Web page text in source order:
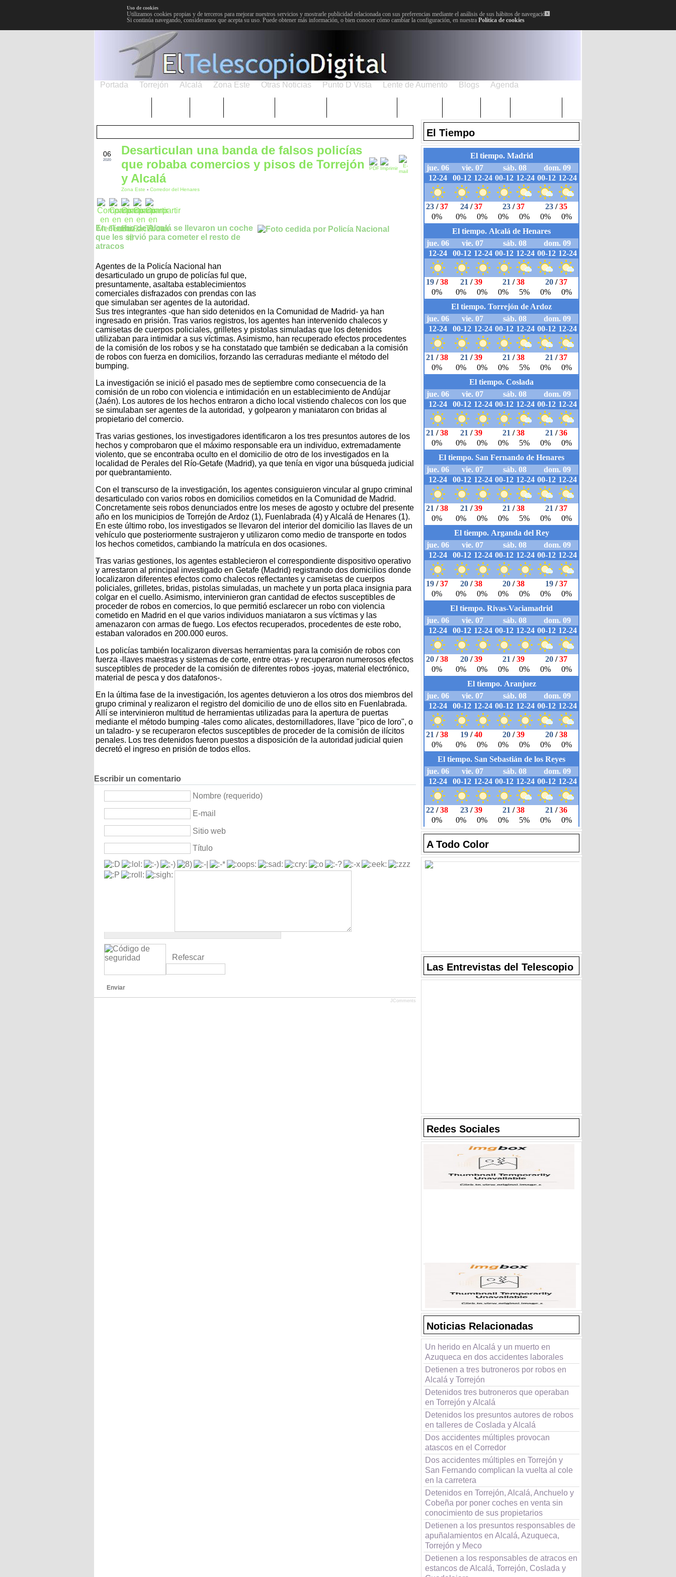
x
Uso de cookies
Utilizamos cookies propias y de terceros para mejorar nuestros servicios y mostrarle publicidad relacionada con sus preferencias mediante el análisis de sus hábitos de navegación.
Si continúa navegando, consideramos que acepta su uso. Puede obtener más información, o bien conocer cómo cambiar la configuración, en nuestra Política de cookies
Portada Torrejón Alcalá Zona Este Otras Noticias Punto D Vista Lente de Aumento Blogs Agenda
06
2020
Desarticulan una banda de falsos policías
que robaba comercios y pisos de Torrejón
y Alcalá
Zona Este - Corredor del Henares
En el robo de Alcalá se llevaron un coche
que les sirvió para cometer el resto de
atracos
Agentes de la Policía Nacional han
desarticulado un grupo de policías ful que,
presuntamente, asaltaba establecimientos
comerciales disfrazados con prendas con las
que simulaban ser agentes de la autoridad.
Sus tres integrantes -que han sido detenidos en la Comunidad de Madrid- ya han
ingresado en prisión. Tras varios registros, los agentes han intervenido chalecos y
camisetas de cuerpos policiales, grilletes y pistolas simuladas que los detenidos
utilizaban para intimidar a sus víctimas. Asimismo, han recuperado efectos procedentes
de la comisión de los robos y se ha constatado que también se dedicaban a la comisión
de robos con fuerza en domicilios, forzando las cerraduras mediante el método del
bumping.
La investigación se inició el pasado mes de septiembre como consecuencia de la
comisión de un robo con violencia e intimidación en un establecimiento de Andújar
(Jaén). Los autores de los hechos entraron a dicho local vistiendo chalecos con los que
se simulaban ser agentes de la autoridad, y golpearon y maniataron con bridas al
propietario del comercio.
Tras varias gestiones, los investigadores identificaron a los tres presuntos autores de los
hechos y comprobaron que el máximo responsable era un individuo, extremadamente
violento, que se encontraba oculto en el domicilio de otro de los investigados en la
localidad de Perales del Río-Getafe (Madrid), ya que tenía en vigor una búsqueda judicial
por quebrantamiento.
Con el transcurso de la investigación, los agentes consiguieron vincular al grupo criminal
desarticulado con varios robos en domicilios cometidos en la Comunidad de Madrid.
Concretamente seis robos denunciados entre los meses de agosto y octubre del presente
año en los municipios de Torrejón de Ardoz (1), Fuenlabrada (4) y Alcalá de Henares (1).
En este último robo, los investigados se llevaron del interior del domicilio las llaves de un
vehículo que posteriormente sustrajeron y utilizaron como medio de transporte en todos
los hechos cometidos, cambiando la matrícula en dos ocasiones.
Tras varias gestiones, los agentes establecieron el correspondiente dispositivo operativo
y arrestaron al principal investigado en Getafe (Madrid) registrando dos domicilios donde
localizaron diferentes efectos como chalecos reflectantes y camisetas de cuerpos
policiales, grilletes, bridas, pistolas simuladas, un machete y un porta placa insignia para
colgar en el cuello. Asimismo, intervinieron gran cantidad de efectos susceptibles de
proceder de robos en comercios, lo que permitió esclarecer un robo con violencia
cometido en Madrid en el que varios individuos maniataron a sus víctimas y las
amenazaron con armas de fuego. Los efectos recuperados, procedentes de este robo,
estaban valorados en 200.000 euros.
Los policías también localizaron diversas herramientas para la comisión de robos con
fuerza -llaves maestras y sistemas de corte, entre otras- y recuperaron numerosos efectos
susceptibles de proceder de la comisión de diferentes robos -joyas, material electrónico,
material de pesca y dos datafonos-.
En la última fase de la investigación, los agentes detuvieron a los otros dos miembros del
grupo criminal y realizaron el registro del domicilio de uno de ellos sito en Fuenlabrada.
Allí se intervinieron multitud de herramientas utilizadas para la apertura de puertas
mediante el método bumping -tales como alicates, destornilladores, llave "pico de loro", o
un taladro- y se recuperaron efectos susceptibles de proceder de la comisión de ilícitos
penales. Los tres detenidos fueron puestos a disposición de la autoridad judicial quien
decretó el ingreso en prisión de todos ellos.
Escribir un comentario
Nombre (requerido)
E-mail
Sitio web
Título
Refescar
Enviar
JComments
El Tiempo
A Todo Color
Las Entrevistas del Telescopio
Redes Sociales
Noticias Relacionadas
Un herido en Alcalá y un muerto en
Azuqueca en dos accidentes laborales
Detienen a tres butroneros por robos en
Alcalá y Torrejón
Detenidos tres butroneros que operaban
en Torrejón y Alcalá
Detenidos los presuntos autores de robos
en talleres de Coslada y Alcalá
Dos accidentes múltiples provocan
atascos en el Corredor
Dos accidentes múltiples en Torrejón y
San Fernando complican la vuelta al cole
en la carretera
Detenidos en Torrejón, Alcalá, Anchuelo y
Cobeña por poner coches en venta sin
conocimiento de sus propietarios
Detienen a los presuntos responsables de
apuñalamientos en Alcalá, Azuqueca,
Torrejón y Meco
Detienen a los responsables de atracos en
estancos de Alcalá, Torrejón, Coslada y